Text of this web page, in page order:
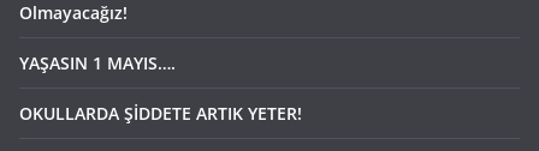
Olmayacağız!
YAŞASIN 1 MAYIS….
OKULLARDA ŞİDDETE ARTIK YETER!